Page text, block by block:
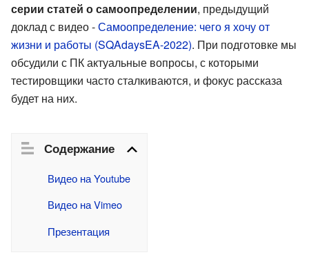
серии статей о самоопределении, предыдущий
доклад с видео -Самоопределение: чего я хочу от
жизни и работы (SQAdaysEA-2022). При подготовке мы
обсудили с ПК актуальные вопросы, с которыми
тестировщики часто сталкиваются, и фокус рассказа
будет на них.
Содержание
Видео на Youtube
Видео на Vimeo
Презентация